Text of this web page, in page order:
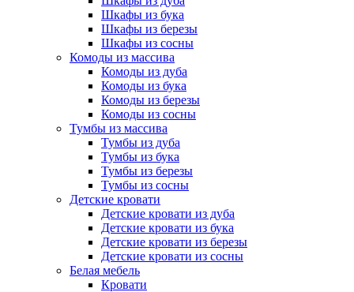
Шкафы из бука
Шкафы из березы
Шкафы из сосны
Комоды из массива
Комоды из дуба
Комоды из бука
Комоды из березы
Комоды из сосны
Тумбы из массива
Тумбы из дуба
Тумбы из бука
Тумбы из березы
Тумбы из сосны
Детские кровати
Детские кровати из дуба
Детские кровати из бука
Детские кровати из березы
Детские кровати из сосны
Белая мебель
Кровати